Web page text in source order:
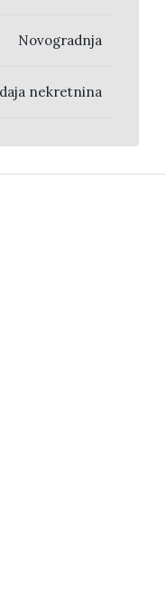
Novogradnja
nekretnina